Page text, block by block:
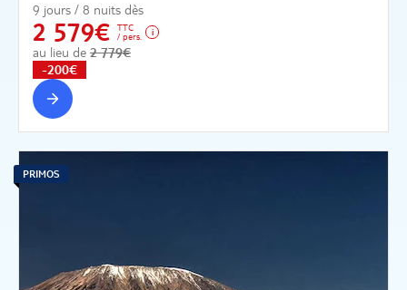
9 jours / 8 nuits dès
2 579€
TTC
/ pers.
au lieu de 2 779€
-200€
PRIMOS